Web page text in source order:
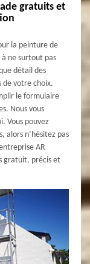
gratuits et
la peinture de
ne surtout pas
détail des
de votre choix.
le formulaire
Nous vous
Vous pouvez
alors n’hésitez pas
AR
gratuit, précis et